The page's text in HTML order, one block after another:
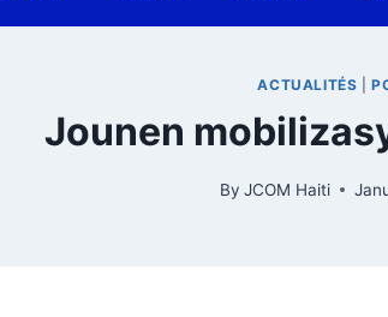
ACTUALITÉS |
Jounen
By JCOM Haiti